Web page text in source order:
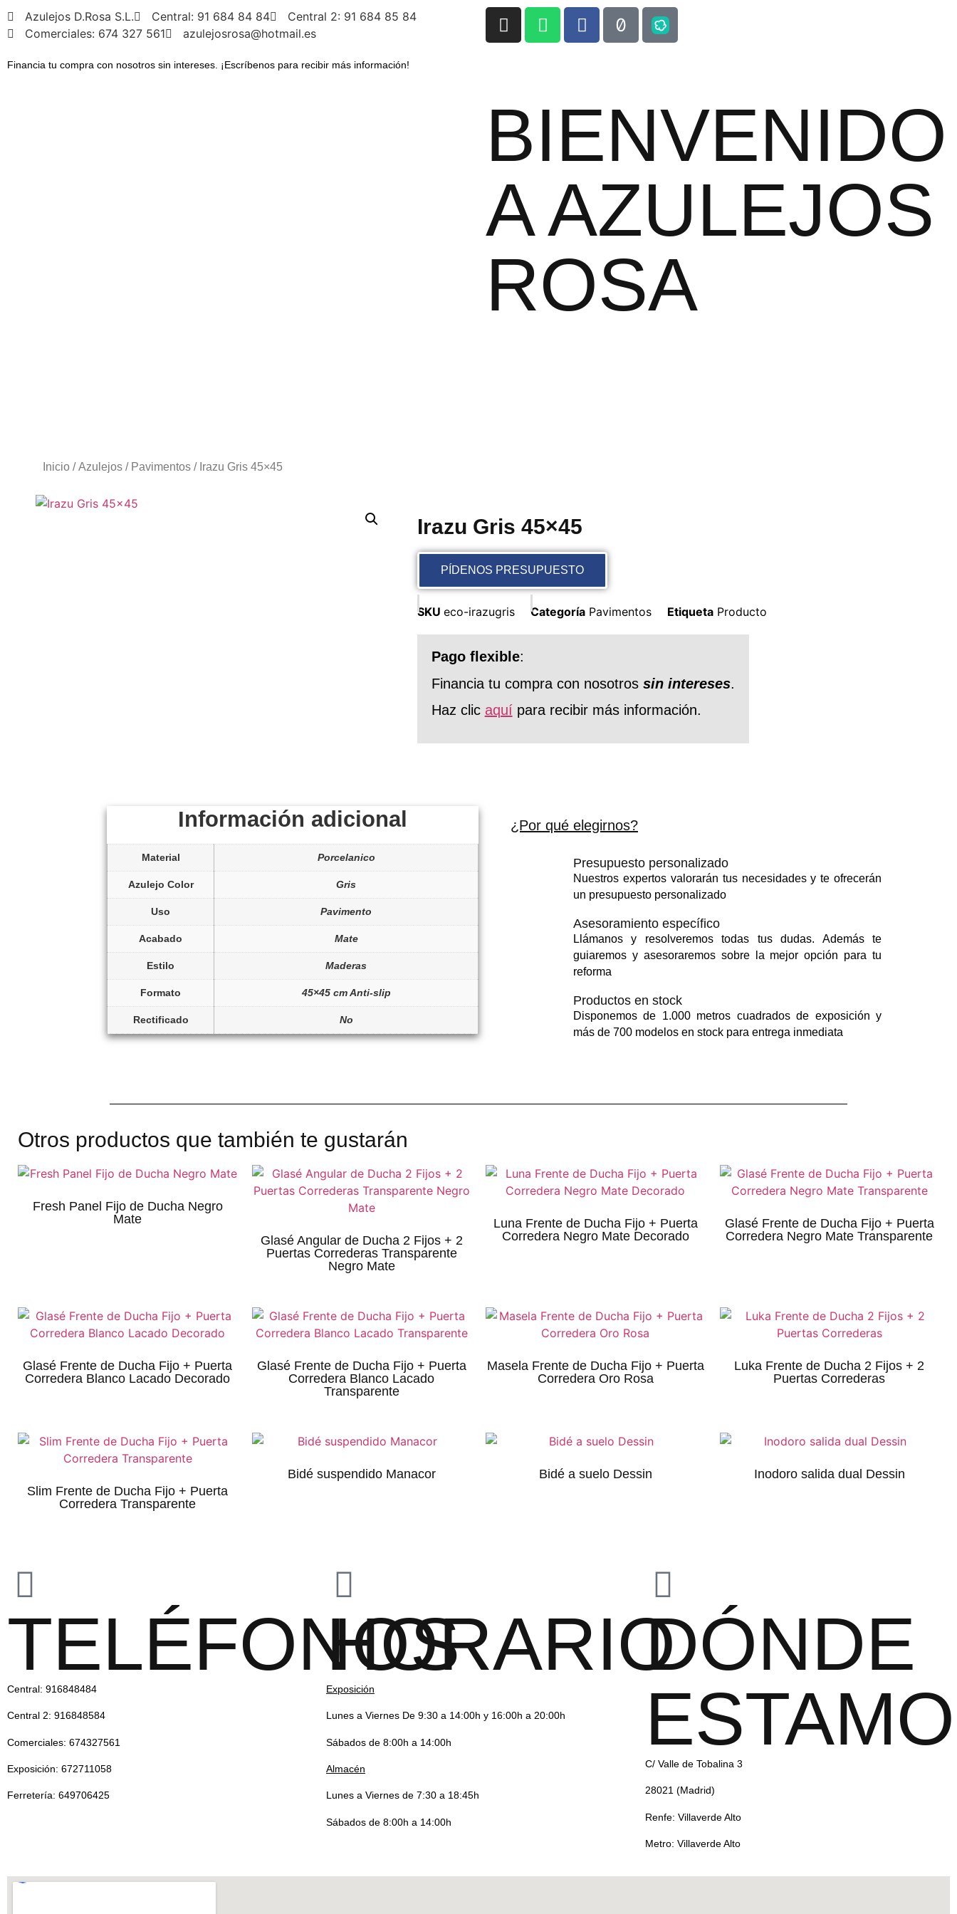
Azulejos D.Rosa S.L. Central: 91 684 84 84
Central 2: 91 684 85 84
Comerciales: 674 327 561
azulejosrosa@hotmail.es
Financia tu compra con nosotros sin intereses. ¡Escríbenos para recibir más información!
BIENVENIDO
A AZULEJOS
ROSA
Inicio /Azulejos / Pavimentos / Irazu Gris 45×45
Irazu Gris 45×45
PÍDENOS PRESUPUESTO
SKU eco-irazugris Categoría Pavimentos Etiqueta Producto
Pago flexible:
Financia tu compra con nosotros sin intereses.
Haz clic aquí para recibir más información.
Información adicional
Material Porcelanico
Azulejo Color Gris
Uso Pavimento
Acabado Mate
Estilo Maderas
Formato 45×45 cm Anti-slip
Rectificado No
¿Por qué elegirnos?
Presupuesto personalizado
Nuestros expertos valorarán tus necesidades y te ofrecerán
un presupuesto personalizado
Asesoramiento específico
Llámanos y resolveremos todas tus dudas. Además te
guiaremos y asesoraremos sobre la mejor opción para tu
reforma
Productos en stock
Disponemos de 1.000 metros cuadrados de exposición y
más de 700 modelos en stock para entrega inmediata
Otros productos que también te gustarán
Fresh Panel Fijo de Ducha Negro
Mate
Glasé Angular de Ducha 2 Fijos + 2
Puertas Correderas Transparente
Negro Mate
Luna Frente de Ducha Fijo + Puerta
Corredera Negro Mate Decorado
Glasé Frente de Ducha Fijo + Puerta
Corredera Negro Mate Transparente
Glasé Frente de Ducha Fijo + Puerta
Corredera Blanco Lacado Decorado
Glasé Frente de Ducha Fijo + Puerta
Corredera Blanco Lacado
Transparente
Masela Frente de Ducha Fijo + Puerta
Corredera Oro Rosa
Luka Frente de Ducha 2 Fijos + 2
Puertas Correderas
Slim Frente de Ducha Fijo + Puerta
Corredera Transparente
Bidé suspendido Manacor Bidé a suelo Dessin Inodoro salida dual Dessin
TELÉFONOS
Central: 916848484
Central 2: 916848584
Comerciales: 674327561
Exposición: 672711058
Ferretería: 649706425
HORARIO
Exposición
Lunes a Viernes De 9:30 a 14:00h y 16:00h a 20:00h
Sábados de 8:00h a 14:00h
Almacén
Lunes a Viernes de 7:30 a 18:45h
Sábados de 8:00h a 14:00h
DÓNDE
C/ Valle de Tobalina 3
28021 (Madrid)
Renfe: Villaverde Alto
Metro: Villaverde Alto